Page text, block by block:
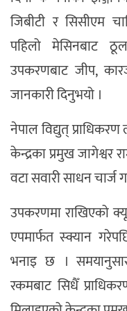
जिबीटी र सिसीएम
पहिलो मेसिनबाट
उपकरणबाट जीप,
जानकारी दिनुभयो ।
नेपाल विद्युत्
केन्द्रका प्रमुख
वटा सवारी साधन चार्ज
उपकरणमा राखिएको
एपमार्फत स्क्यान
भनाइ छ ।
रकमबाट सिधैँ